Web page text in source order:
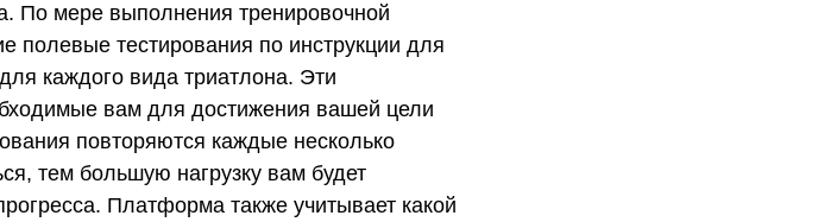
По мере выполнения тренировочной
полевые тестирования по инструкции для
каждого вида триатлона. Эти
вам для достижения вашей цели
повторяются каждые несколько
тем большую нагрузку вам будет
Платформа также учитывает какой